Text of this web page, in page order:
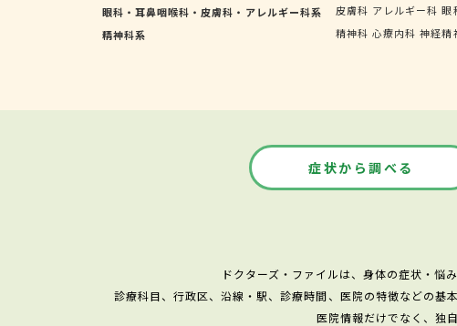
眼科・耳鼻咽喉科・皮膚科・アレルギー科系 皮膚科 アレルギー科 眼
精神科系
精神科 心療内科 神経精
症状から調べる
ドクターズ・ファイルは、身体の症状・悩
診療科目、行政区、沿線・駅、診療時間、医院の特徴などの基
医院情報だけでなく、独